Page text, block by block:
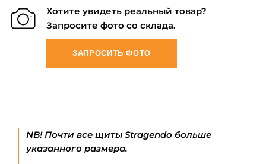
Хотите увидеть реальный товар?
Запросите фото со склада.
ЗАПРОСИТЬ ФОТО
NB! Почти все щиты Stragendo больше
указанного размера.